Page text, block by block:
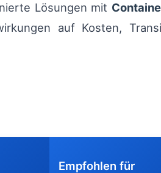
Lösungen mit
auf Kosten,
Empfohlen für